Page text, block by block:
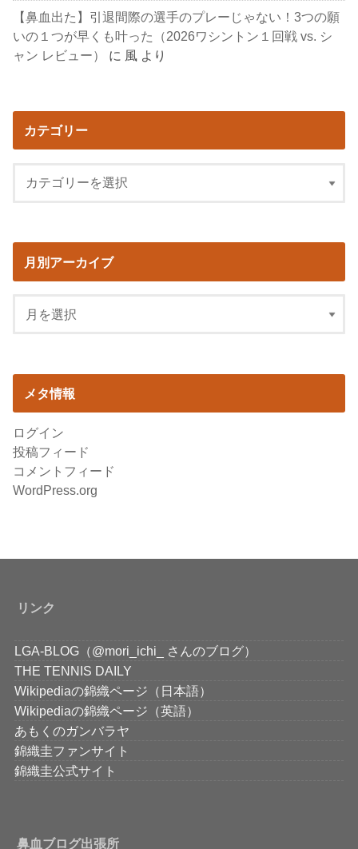
【鼻血出た】引退間際の選手のプレーじゃない！3つの願
いの１つが早くも叶った（2026ワシントン１回戦 vs. シ
ャン レビュー）
に 風 より
カテゴリー
月別アーカイブ
メタ情報
ログイン
投稿フィード
コメントフィード
WordPress.org
リンク
LGA-BLOG（@mori_ichi_ さんのブログ）
THE TENNIS DAILY
Wikipediaの錦織ページ（日本語）
Wikipediaの錦織ページ（英語）
あもくのガンバラヤ
錦織圭ファンサイト
錦織圭公式サイト
鼻血ブログ出張所